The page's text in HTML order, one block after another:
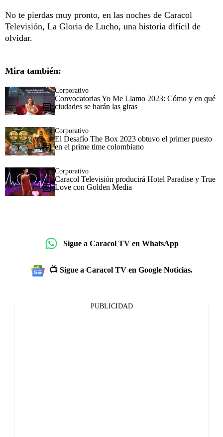
No te pierdas muy pronto, en las noches de Caracol
Televisión, La Gloria de Lucho, una historia difícil de
olvidar.
Mira también:
Corporativo
Convocatorias Yo Me Llamo 2023: Cómo y en qué
ciudades se harán las giras
Corporativo
El Desafío The Box 2023 obtuvo el primer puesto
en el prime time colombiano
Corporativo
Caracol Televisión producirá Hotel Paradise y True
Love con Golden Media
Sigue a Caracol TV en WhatsApp
📺 Sigue a Caracol TV en Google Noticias.
PUBLICIDAD